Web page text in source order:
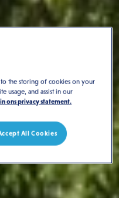
to the storing of cookies on your
usage, and assist in our
ons privacy statement.
All Cookies